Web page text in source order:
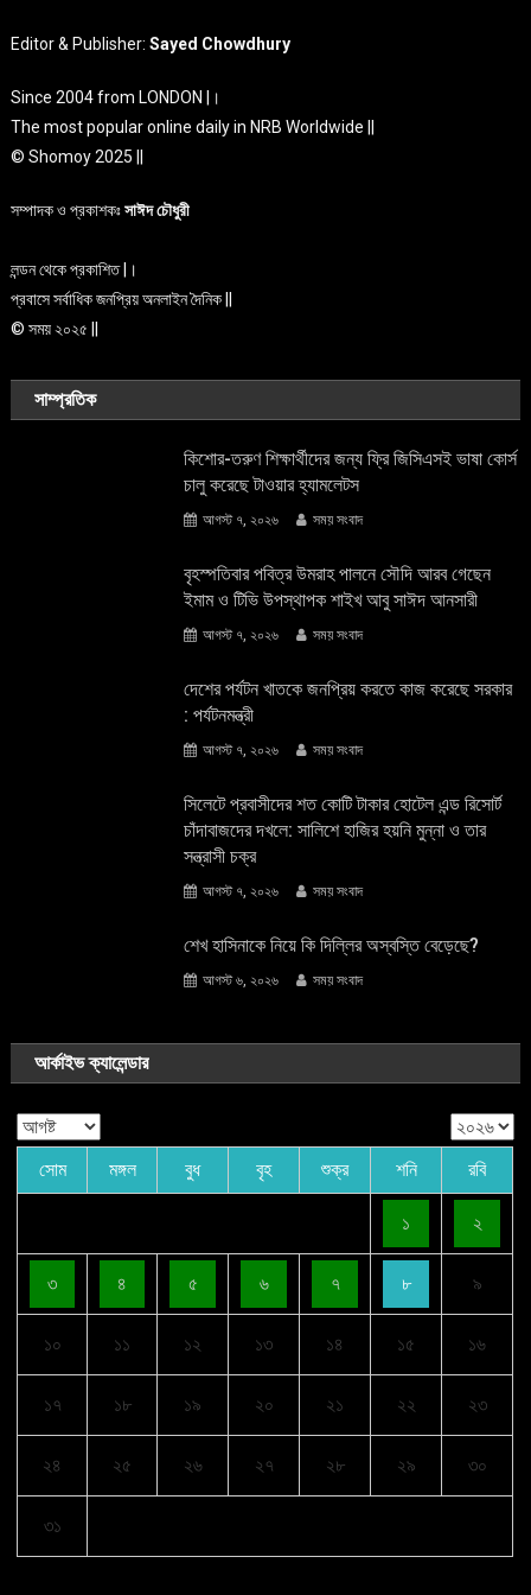
Editor & Publisher:Sayed Chowdhury
Since 2004 from LONDON |।
The most popular online daily in NRB Worldwide ||
© Shomoy 2025 ||
সম্পাদক ও প্রকাশকঃসাঈদ চৌধুরী
লন্ডন থেকে প্রকাশিত |।
প্রবাসে সর্বাধিক জনপ্রিয় অনলাইন দৈনিক ||
© সময় ২০২৫ ||
সাম্প্রতিক
কিশোর-তরুণ শিক্ষার্থীদের জন্য ফ্রি জিসিএসই ভাষা কোর্স
চালু করেছে টাওয়ার হ্যামলেটস
আগস্ট ৭, ২০২৬ সময় সংবাদ
বৃহস্পতিবার পবিত্র উমরাহ পালনে সৌদি আরব গেছেন
ইমাম ও টিভি উপস্থাপক শাইখ আবু সাঈদ আনসারী
আগস্ট ৭, ২০২৬ সময় সংবাদ
দেশের পর্যটন খাতকে জনপ্রিয় করতে কাজ করেছে সরকার
: পর্যটনমন্ত্রী
আগস্ট ৭, ২০২৬ সময় সংবাদ
সিলেটে প্রবাসীদের শত কোটি টাকার হোটেল এন্ড রিসোর্ট
চাঁদাবাজদের দখলে: সালিশে হাজির হয়নি মুন্না ও তার
সন্ত্রাসী চক্র
আগস্ট ৭, ২০২৬ সময় সংবাদ
শেখ হাসিনাকে নিয়ে কি দিল্লির অস্বস্তি বেড়েছে?
আগস্ট ৬, ২০২৬ সময় সংবাদ
আর্কাইভ ক্যালেন্ডার
সোম মঙ্গল বুধ বৃহ শুক্র শনি রবি
১ ২
৩ ৪ ৫ ৬ ৭ ৮ ৯
১০ ১১ ১২ ১৩ ১৪ ১৫ ১৬
১৭ ১৮ ১৯ ২০ ২১ ২২ ২৩
২৪ ২৫ ২৬ ২৭ ২৮ ২৯ ৩০
৩১